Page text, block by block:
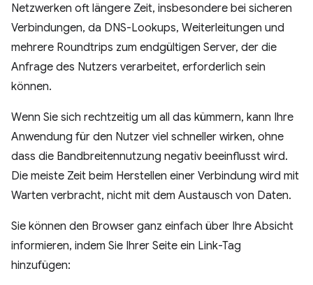
Netzwerken oft längere Zeit, insbesondere bei sicheren
Verbindungen, da DNS-Lookups, Weiterleitungen und
mehrere Roundtrips zum endgültigen Server, der die
Anfrage des Nutzers verarbeitet, erforderlich sein
können.
Wenn Sie sich rechtzeitig um all das kümmern, kann Ihre
Anwendung für den Nutzer viel schneller wirken, ohne
dass die Bandbreitennutzung negativ beeinflusst wird.
Die meiste Zeit beim Herstellen einer Verbindung wird mit
Warten verbracht, nicht mit dem Austausch von Daten.
Sie können den Browser ganz einfach über Ihre Absicht
informieren, indem Sie Ihrer Seite ein Link-Tag
hinzufügen: